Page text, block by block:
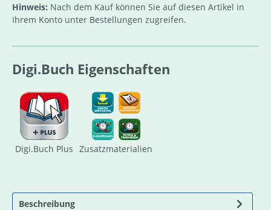
Hinweis: Nach dem Kauf können Sie auf diesen Artikel in
Ihrem Konto unter Bestellungen zugreifen.
Digi.Buch Eigenschaften
Digi.Buch Plus Zusatzmaterialien
Beschreibung